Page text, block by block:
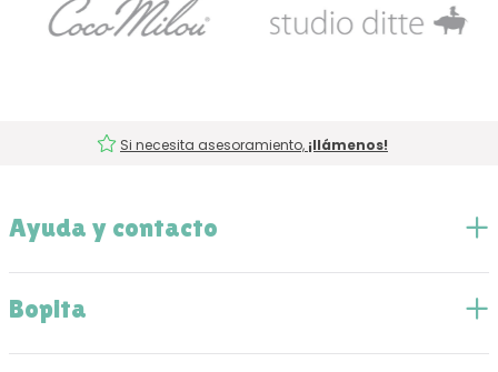
Si necesita asesoramiento, ¡llámenos!
Ayuda y contacto
Bopita